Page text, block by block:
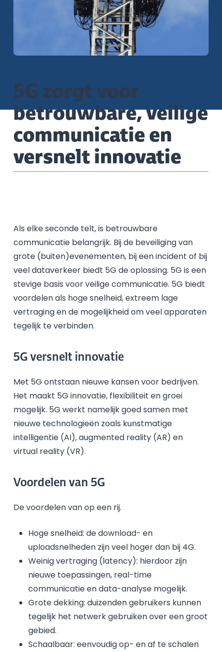
5G zorgt voor
betrouwbare, veilige
communicatie en
versnelt innovatie
Als elke seconde telt, is betrouwbare
communicatie belangrijk. Bij de beveiliging van
grote (buiten)evenementen, bij een incident of bij
veel dataverkeer biedt 5G de oplossing. 5G is een
stevige basis voor veilige communicatie. 5G biedt
voordelen als hoge snelheid, extreem lage
vertraging en de mogelijkheid om veel apparaten
tegelijk te verbinden.
5G versnelt innovatie
Met 5G ontstaan nieuwe kansen voor bedrijven.
Het maakt 5G innovatie, flexibiliteit en groei
mogelijk. 5G werkt namelijk goed samen met
nieuwe technologieën zoals kunstmatige
intelligentie (AI), augmented reality (AR) en
virtual reality (VR).
Voordelen van 5G
De voordelen van op een rij.
Hoge snelheid: de download- en
uploadsnelheden zijn veel hoger dan bij 4G.
Weinig vertraging (latency): hierdoor zijn
nieuwe toepassingen, real-time
communicatie en data-analyse mogelijk.
Grote dekking: duizenden gebruikers kunnen
tegelijk het netwerk gebruiken over een groot
gebied.
Schaalbaar: eenvoudig op- en af te schalen